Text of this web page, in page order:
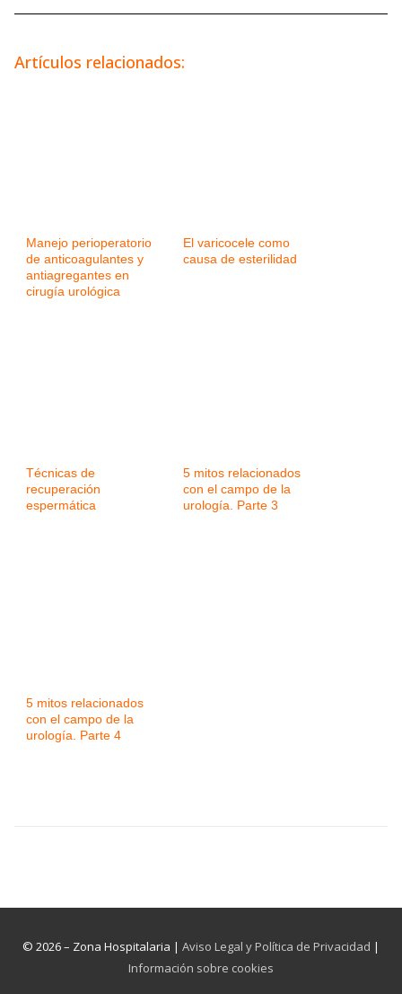
Artículos relacionados:
Manejo perioperatorio
de anticoagulantes y
antiagregantes en
cirugía urológica
El varicocele como
causa de esterilidad
Técnicas de
recuperación
espermática
5 mitos relacionados
con el campo de la
urología. Parte 3
5 mitos relacionados
con el campo de la
urología. Parte 4
© 2026 – Zona Hospitalaria | Aviso Legal y Política de Privacidad |
Información sobre cookies